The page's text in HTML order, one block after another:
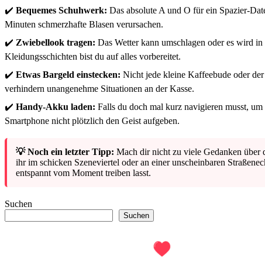
✔️ Bequemes Schuhwerk: Das absolute A und O für ein Spazier-
Minuten schmerzhafte Blasen verursachen.
✔️ Zwiebellook tragen: Das Wetter kann umschlagen oder es wird
Kleidungsschichten bist du auf alles vorbereitet.
✔️ Etwas Bargeld einstecken: Nicht jede kleine Kaffeebude oder
verhindern unangenehme Situationen an der Kasse.
✔️ Handy-Akku laden: Falls du doch mal kurz navigieren musst,
Smartphone nicht plötzlich den Geist aufgeben.
💡 Noch ein letzter Tipp: Mach dir nicht zu viele Gedanken über
ihr im schicken Szeneviertel oder an einer unscheinbaren
entspannt vom Moment treiben lasst.
Suchen
Suchen